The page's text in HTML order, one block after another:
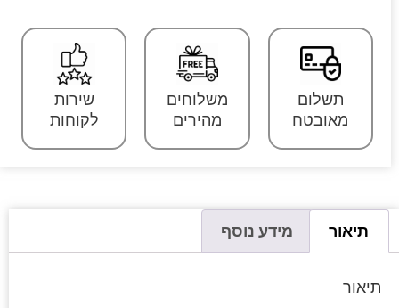
תשלום
מאובטח
משלוחים
מהירים
שירות
לקוחות
תיאור מידע נוסף
תיאור